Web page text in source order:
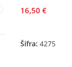
16,50 €
Šifra: 4275